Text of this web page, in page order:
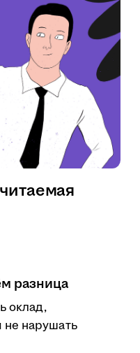
разница
оклад,
не нарушать